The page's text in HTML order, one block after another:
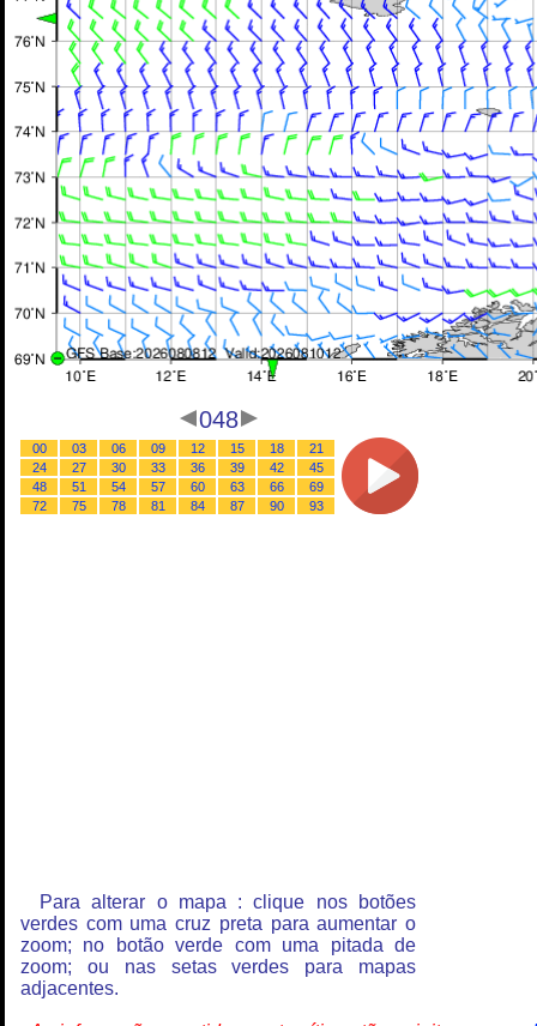
048
00 03 06 09 12 15 18
21
24
27 30 33 36 39 42
45
48
51 54 57 60 63 66
69
72
75 78 81 84 87 90 93
Para alterar o mapa : clique nos botões
verdes com uma cruz preta para aumentar o
zoom; no botão verde com uma pitada de
zoom; ou nas setas verdes para mapas
adjacentes.